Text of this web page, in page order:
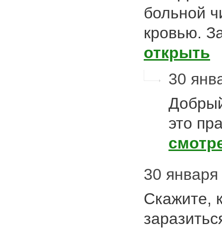
больной
кровью.
открыть
30
это
30 января
Скажите,